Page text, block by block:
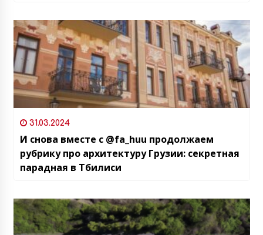
31.03.2024
И снова вместе с @fa_huu продолжаем
рубрику про архитектуру Грузии: секретная
парадная в Тбилиси